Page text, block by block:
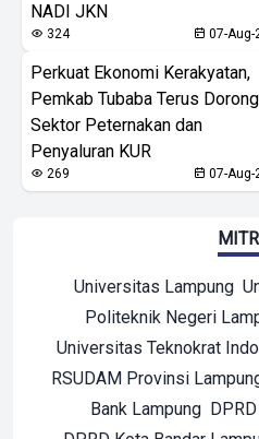
NADI JKN
324 07-Aug-
Perkuat Ekonomi Kerakyatan,
Pemkab Tubaba Terus Dorong
Sektor Peternakan dan
Penyaluran KUR
269 07-Aug-
Universitas Lampung
Politeknik Negeri
Universitas Teknokrat
RSUDAM Provinsi
Bank Lampung